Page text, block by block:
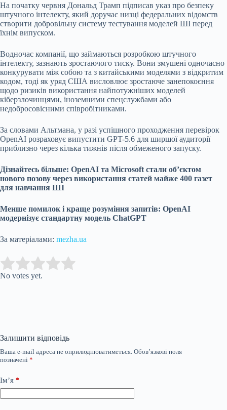
На початку червня Дональд Трамп підписав указ про безпеку
штучного інтелекту, який доручає низці федеральних відомств
створити добровільну систему тестування моделей ШІ перед
їхнім випуском.
Водночас компанії, що займаються розробкою штучного
інтелекту, зазнають зростаючого тиску. Вони змушені одночасно
конкурувати між собою та з китайськими моделями з відкритим
кодом, тоді як уряд США висловлює зростаюче занепокоєння
щодо ризиків використання найпотужніших моделей
кіберзлочинцями, іноземними спецслужбами або
недобросовісними співробітниками.
За словами Альтмана, у разі успішного проходження перевірок
OpenAI розраховує випустити GPT-5.6 для ширшої аудиторії
приблизно через кілька тижнів після обмеженого запуску.
Дізнайтесь більше: OpenAI та Microsoft стали об’єктом
нового позову через використання статей майже 400 газет
для навчання ШІ
Менше помилок і краще розуміння запитів: OpenAI
модернізує стандартну модель ChatGPT
За матеріалами: mezha.ua
Rate this item:
No votes yet.
Залишити відповідь
Ваша e-mail адреса не оприлюднюватиметься. Обов’язкові поля
позначені *
Ім’я *